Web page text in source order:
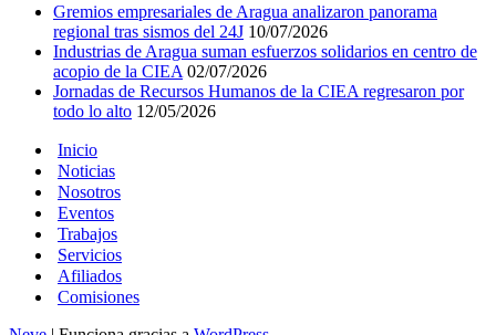
Gremios empresariales de Aragua analizaron panorama
regional tras sismos del 24J 10/07/2026
Industrias de Aragua suman esfuerzos solidarios en centro de
acopio de la CIEA 02/07/2026
Jornadas de Recursos Humanos de la CIEA regresaron por
todo lo alto 12/05/2026
Inicio
Noticias
Nosotros
Eventos
Trabajos
Servicios
Afiliados
Comisiones